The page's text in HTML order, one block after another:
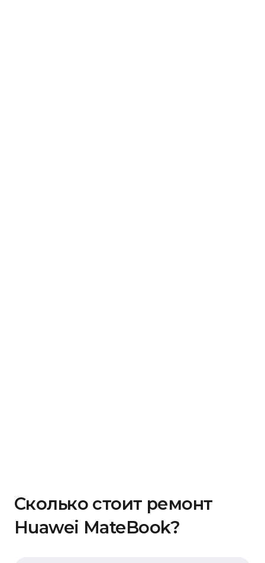
Сколько стоит ремонт
Huawei MateBook?